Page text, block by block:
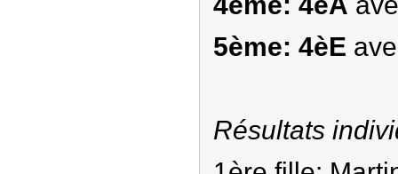
5ème: 4èE
Résultats